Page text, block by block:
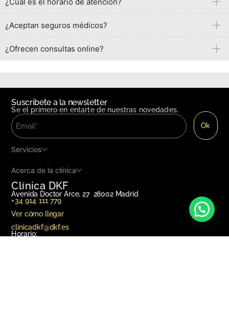
¿Aceptan seguros médicos?
¿Ofrecen consultas online?
Clínica DKF
Avenida Doctor Arce, 27 28002 Madrid
+34 914 111 779
Ver cómo llegar
clinicadkf@dkf.es
Horario:
Suscribete a la newsletter
Se el primero en entarte de nuestras novedades.
Servicios
Acerca de la clínica